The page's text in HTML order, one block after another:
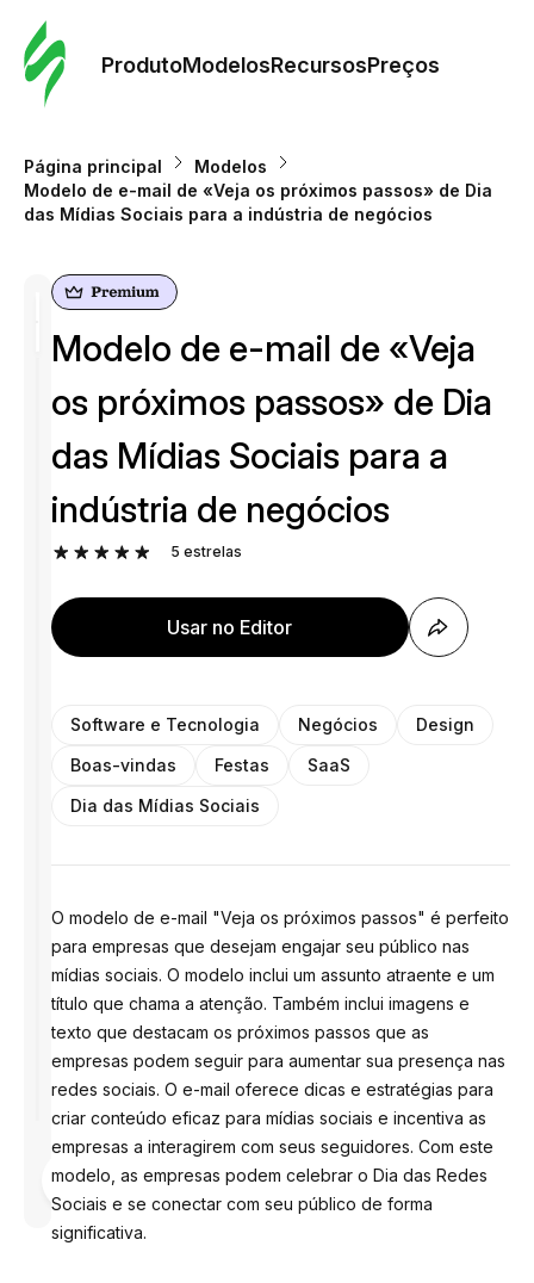
ProdutoModelosRecursosPreços
Página principal
Modelos
Modelo de e-mail de «Veja os próximos passos» de Dia
das Mídias Sociais para a indústria de negócios
por
Anastasiia
Modelo de e-mail de «Veja
os próximos passos» de Dia
das Mídias Sociais para a
indústria de negócios
5 estrelas
Usar no Editor
Software e Tecnologia Negócios
Design
Boas-vindas
Festas
SaaS
Dia das Mídias Sociais
O modelo de e-mail "Veja os próximos passos" é perfeito
para empresas que desejam engajar seu público nas
mídias sociais. O modelo inclui um assunto atraente e um
título que chama a atenção. Também inclui imagens e
texto que destacam os próximos passos que as
empresas podem seguir para aumentar sua presença nas
redes sociais. O e-mail oferece dicas e estratégias para
criar conteúdo eficaz para mídias sociais e incentiva as
empresas a interagirem com seus seguidores. Com este
modelo, as empresas podem celebrar o Dia das Redes
Sociais e se conectar com seu público de forma
significativa.